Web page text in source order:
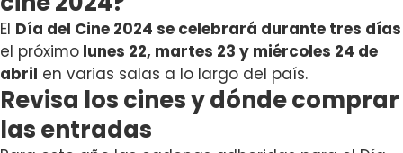
El Día del Cine 2024 se celebrará durante tres días
el próximo lunes 22, martes 23 y miércoles 24 de
abril en varias salas a lo largo del país.
Revisa los cines y dónde comprar
las entradas